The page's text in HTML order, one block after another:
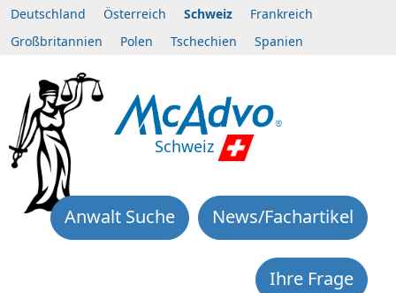
Deutschland Österreich Schweiz
Frankreich
Großbritannien
Polen Tschechien Spanien
Schweiz
News/Fachartikel
Anwalt Suche
Ihre Frage